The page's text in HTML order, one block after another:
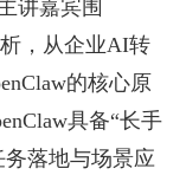
讲嘉宾围
，从企业AI转
的核心原
具备“长手
落地与场景应